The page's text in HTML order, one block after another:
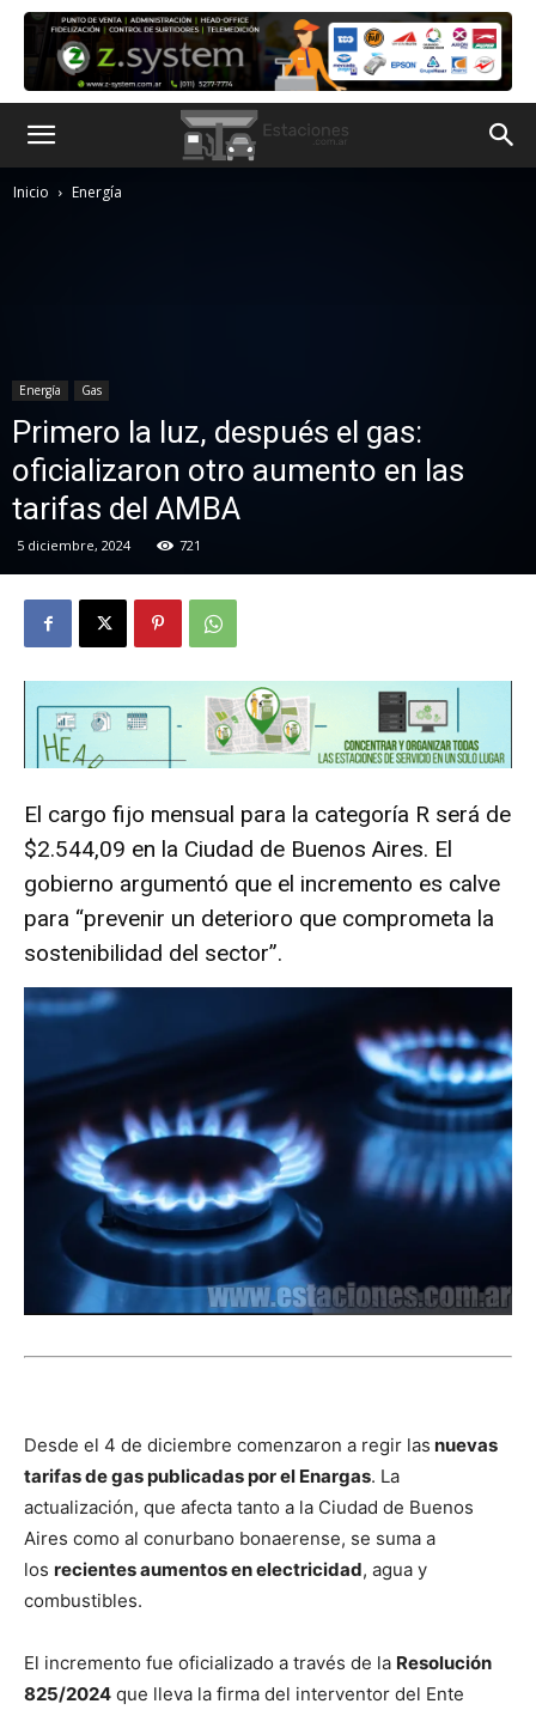
Inicio Energía
Energía Gas
Primero la luz, después el gas:
oficializaron otro aumento en las
tarifas del AMBA
5 diciembre, 2024 721
El cargo fijo mensual para la categoría R será de
$2.544,09 en la Ciudad de Buenos Aires. El
gobierno argumentó que el incremento es calve
para “prevenir un deterioro que comprometa la
sostenibilidad del sector”.
Desde el 4 de diciembre comenzaron a regir las nuevas
tarifas de gas publicadas por el Enargas. La
actualización, que afecta tanto a la Ciudad de Buenos
Aires como al conurbano bonaerense, se suma a
los recientes aumentos en electricidad, agua y
combustibles.
El incremento fue oficializado a través de la Resolución
825/2024 que lleva la firma del interventor del Ente